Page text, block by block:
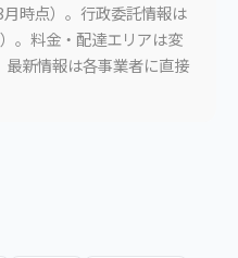
時点）。行政委託情報は
。料金・配達エリアは変
新情報は各事業者に直接